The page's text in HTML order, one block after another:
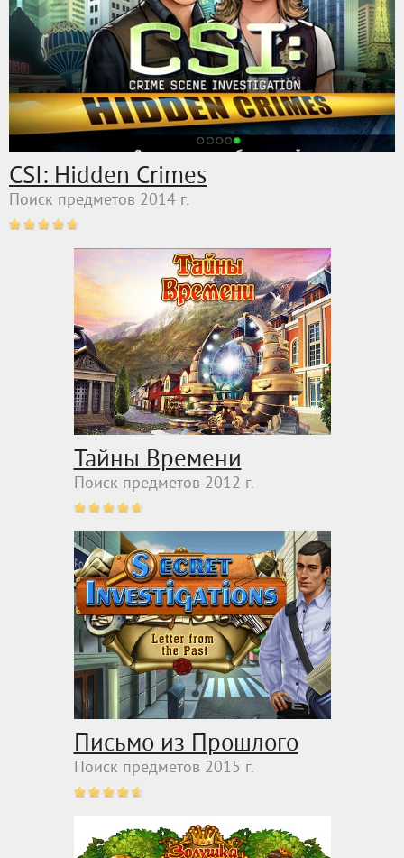
CSI: Hidden Crimes
Поиск предметов 2014 г.
Тайны Времени
Поиск предметов 2012 г.
Письмо из Прошлого
Поиск предметов 2015 г.